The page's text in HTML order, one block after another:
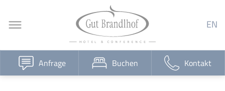
Anfrage Buchen Kontakt
EN